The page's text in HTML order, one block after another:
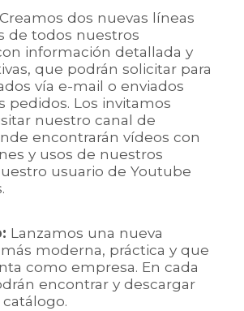
Creamos dos nuevas líneas
de todos nuestros
información detallada y
que podrán solicitar para
vía e-mail o enviados
pedidos. Los invitamos
nuestro canal de
encontrarán vídeos con
y usos de nuestros
usuario de Youtube
Lanzamos una nueva
moderna, práctica y que
como empresa. En cada
encontrar y descargar